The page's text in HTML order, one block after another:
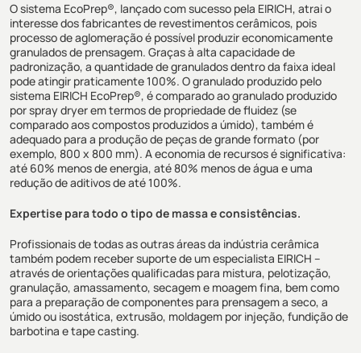
O sistema EcoPrep®, lançado com sucesso pela EIRICH, atrai o
interesse dos fabricantes de revestimentos cerâmicos, pois
processo de aglomeração é possível produzir economicamente
granulados de prensagem. Graças à alta capacidade de
padronização, a quantidade de granulados dentro da faixa ideal
pode atingir praticamente 100%. O granulado produzido pelo
sistema EIRICH EcoPrep®, é comparado ao granulado produzido
por spray dryer em termos de propriedade de fluidez (se
comparado aos compostos produzidos a úmido), também é
adequado para a produção de peças de grande formato (por
exemplo, 800 x 800 mm). A economia de recursos é significativa:
até 60% menos de energia, até 80% menos de água e uma
redução de aditivos de até 100%.
Expertise para todo o tipo de massa e consistências.
Profissionais de todas as outras áreas da indústria cerâmica
também podem receber suporte de um especialista EIRICH –
através de orientações qualificadas para mistura, pelotização,
granulação, amassamento, secagem e moagem fina, bem como
para a preparação de componentes para prensagem a seco, a
úmido ou isostática, extrusão, moldagem por injeção, fundição de
barbotina e tape casting.